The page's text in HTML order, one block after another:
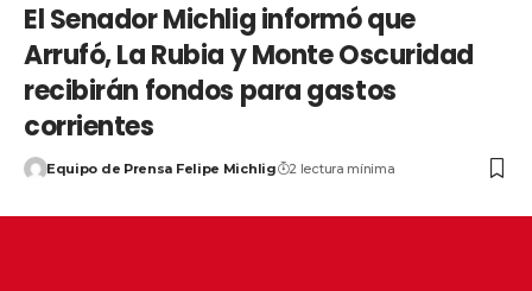
El Senador Michlig informó que
Arrufó, La Rubia y Monte Oscuridad
recibirán fondos para gastos
corrientes
Equipo de Prensa Felipe Michlig 2 lectura mínima